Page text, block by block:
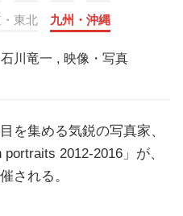
東北 九州・沖縄
石川竜一 , 映像・写真
を集める気鋭の写真家、
2012-2016」が、
される。